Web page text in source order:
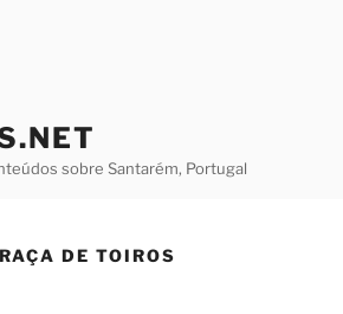
sobre Santarém, Portugal
DE TOIROS